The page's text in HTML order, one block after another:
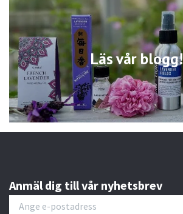
Läs vår blogg!
Anmäl dig till vår nyhetsbrev